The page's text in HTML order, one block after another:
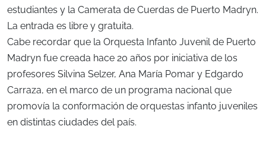
estudiantes y la Camerata de Cuerdas de Puerto Madryn.
La entrada es libre y gratuita.
Cabe recordar que la Orquesta Infanto Juvenil de Puerto
Madryn fue creada hace 20 años por iniciativa de los
profesores Silvina Selzer, Ana María Pomar y Edgardo
Carraza, en el marco de un programa nacional que
promovía la conformación de orquestas infanto juveniles
en distintas ciudades del país.